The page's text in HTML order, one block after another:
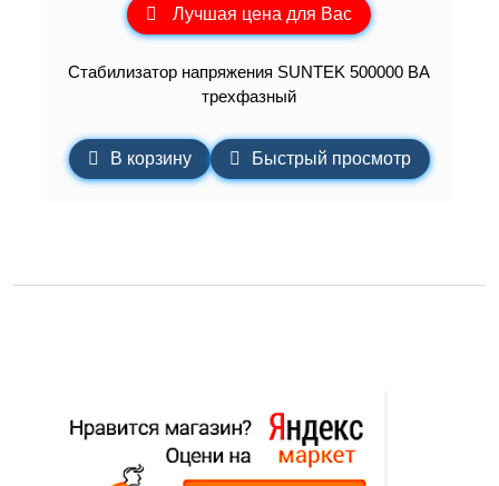
Лучшая цена для Вас
Стабилизатор напряжения SUNTEK 500000 ВА
трехфазный
В корзину Быстрый просмотр